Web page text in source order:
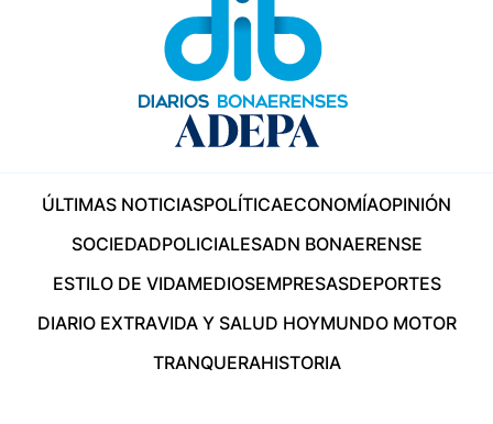
ÚLTIMAS NOTICIASPOLÍTICAECONOMÍAOPINIÓN
SOCIEDADPOLICIALESADN BONAERENSE
ESTILO DE VIDAMEDIOSEMPRESASDEPORTES
DIARIO EXTRAVIDA Y SALUD HOYMUNDO MOTOR
TRANQUERAHISTORIA